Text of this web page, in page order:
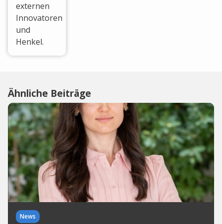
externen
Innovatoren
und
Henkel.
Ähnliche Beiträge
News